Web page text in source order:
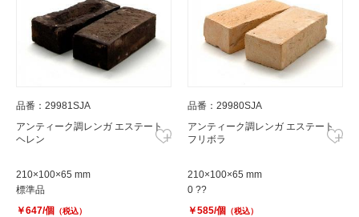
品番：29981SJA
アンティーク調レンガ エステート
ヘレン
210×100×65 mm
標準品
￥647/個 （税込）
品番：29980SJA
アンティーク調レンガ エステート
フリボラ
210×100×65 mm
0 ??
￥585/個 （税込）